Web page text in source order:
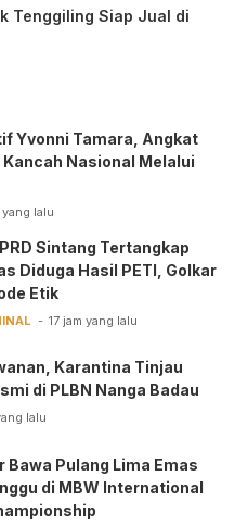
Tenggiling Siap Jual di
Yvonni Tamara, Angkat
Nasional Melalui
yang lalu
Sintang Tertangkap
Diduga Hasil PETI, Golkar
Etik
17 jam yang lalu
Karantina Tinjau
di PLBN Nanga Badau
lalu
Bawa Pulang Lima Emas
di MBW International